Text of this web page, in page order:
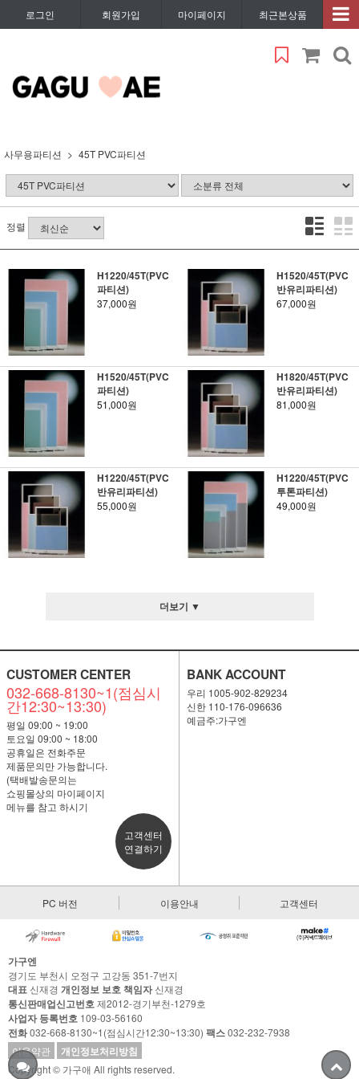
로그인 회원가입 마이페이지 최근본상품
사무용파티션 45T PVC파티션
정렬
H1220/45T(PVC
파티션)
37,000원
H1520/45T(PVC
반유리파티션)
67,000원
H1520/45T(PVC
파티션)
51,000원
H1820/45T(PVC
반유리파티션)
81,000원
H1220/45T(PVC
반유리파티션)
55,000원
H1220/45T(PVC
투톤파티션)
49,000원
더보기 ▼
CUSTOMER CENTER
032-668-8130~1(점심시
간12:30~13:30)
평일 09:00 ~ 19:00
토요일 09:00 ~ 18:00
공휴일은 전화주문
제품문의만 가능합니다.
(택배발송문의는
쇼핑몰상의 마이페이지
메뉴를 참고 하시기
고객센터
연결하기
BANK ACCOUNT
우리 1005-902-829234
신한 110-176-096636
예금주:가구엔
PC 버전 이용안내 고객센터
가구엔
경기도 부천시 오정구 고강동 351-7번지
대표 신재경 개인정보 보호 책임자신재경
통신판매업신고번호제2012-경기부천-1279호
사업자 등록번호 109-03-56160
전화032-668-8130~1(점심시간12:30~13:30) 팩스032-232-7938
이용약관
개인정보처리방침
Copyright © 가구애 All rights reserved.